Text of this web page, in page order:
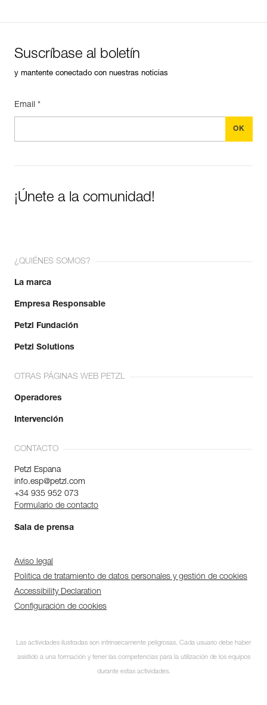
Suscríbase al boletín
y mantente conectado con nuestras noticias
Email *
¡Únete a la comunidad!
¿QUIÉNES SOMOS?
La marca
Empresa Responsable
Petzl Fundación
Petzl Solutions
OTRAS PÁGINAS WEB PETZL
Operadores
Intervención
CONTACTO
Petzl Espana
info.esp@petzl.com
+34 935 952 073
Formulario de contacto
Sala de prensa
Aviso legal
Política de tratamiento de datos personales y gestión de cookies
Accessibility Declaration
Configuración de cookies
Las actividades ilustradas son intrínsecamente peligrosas. Cada usuario debe haber
asistido a una formación y tener las competencias para la utilización de los equipos
durante estas actividades.